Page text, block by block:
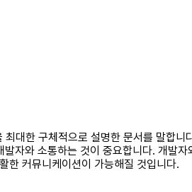
대한 구체적으로 설명한 문서를 말합니
자와 소통하는 것이 중요합니다. 개발자
한 커뮤니케이션이 가능해질 것입니다.